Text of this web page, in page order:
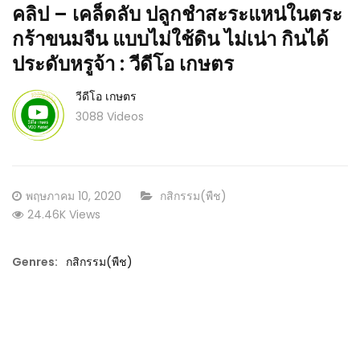
ก ปลูก
(คลิป) ลดพื้นที่ทำนามา ทำเกษตรผสมผสาน “ใช้
ภูมิปัญญาโบราณ ลดต้นทุนเพิ่มรายได้ ขายราย
วัน”
คลิป – เคล็ดลับ ปลูกชำสะระแหน่ในตระ
กร้าขนมจีน แบบไม่ใช้ดิน ไม่เน่า กินได้
ประดับหรูจ้า : วีดีโอ เกษตร
วีดีโอ เกษตร
3088 Videos
Posted
on
พฤษภาคม 10, 2020 CATEGORY:
กสิกรรม(พืช)
24.46K Views
Genres: กสิกรรม(พืช)